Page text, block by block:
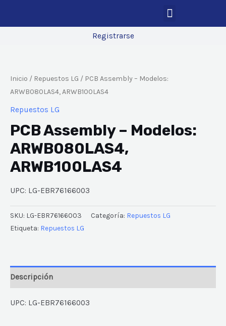
Registrarse
Inicio / Repuestos LG / PCB Assembly – Modelos:
ARWB080LAS4, ARWB100LAS4
Repuestos LG
PCB Assembly – Modelos:
ARWB080LAS4,
ARWB100LAS4
UPC: LG-EBR76166003
SKU: LG-EBR76166003 Categoría: Repuestos LG
Etiqueta: Repuestos LG
Descripción
UPC: LG-EBR76166003